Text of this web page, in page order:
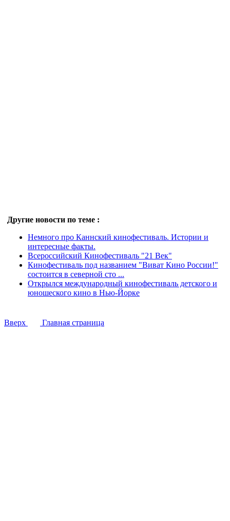
Другие новости по теме :
Немного про Каннский кинофестиваль. Истории и
интересные факты.
Всероссийский Кинофестиваль "21 Век"
Кинофестиваль под названием "Виват Кино России!"
состоится в северной сто ...
Открылся международный кинофестиваль детского и
юношеского кино в Нью-Йорке
Вверх Главная страница